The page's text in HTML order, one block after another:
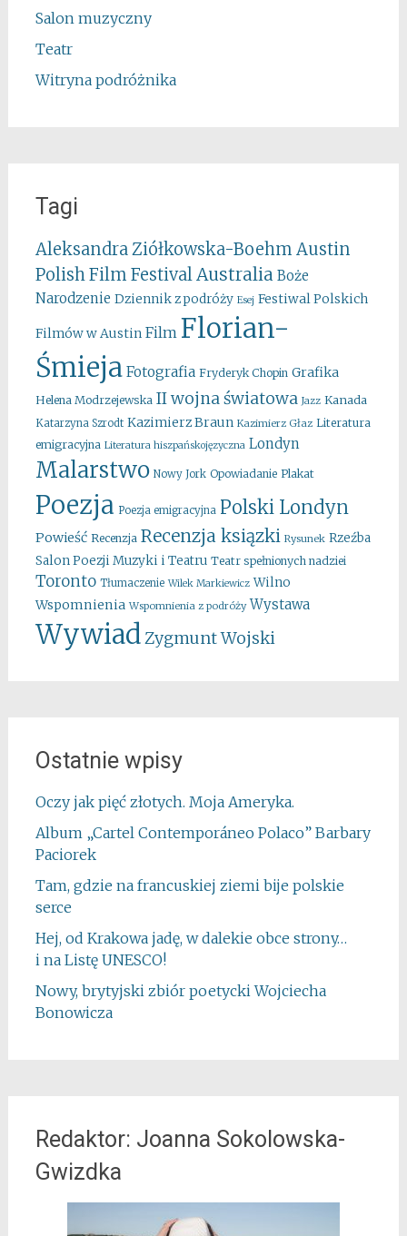
Salon muzyczny
Teatr
Witryna podróżnika
Tagi
Aleksandra Ziółkowska-Boehm Austin
Polish Film FestivalAustralia Boże
Narodzenie Dziennik z podróży Esej Festiwal Polskich
Filmów w Austin Film Florian-
Śmieja Fotografia Fryderyk Chopin Grafika
Helena Modrzejewska II wojna światowa Jazz Kanada
Katarzyna Szrodt Kazimierz Braun Kazimierz Głaz Literatura
emigracyjna Literatura hiszpańskojęzyczna Londyn
Malarstwo Nowy Jork Opowiadanie Plakat
Poezja Poezja emigracyjna Polski Londyn
Powieść Recenzja Recenzja ksiązki Rysunek Rzeźba
Salon Poezji Muzyki i Teatru Teatr spełnionych nadziei
Toronto Tłumaczenie Wilek Markiewicz Wilno
Wspomnienia Wspomnienia z podróży Wystawa
WywiadZygmunt Wojski
Ostatnie wpisy
Oczy jak pięć złotych. Moja Ameryka.
Album „Cartel Contemporáneo Polaco” Barbary
Paciorek
Tam, gdzie na francuskiej ziemi bije polskie
serce
Hej, od Krakowa jadę, w dalekie obce strony…
i na Listę UNESCO!
Nowy, brytyjski zbiór poetycki Wojciecha
Bonowicza
Redaktor: Joanna Sokolowska-
Gwizdka